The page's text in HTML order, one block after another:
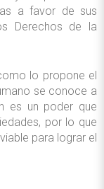
a favor de sus
Derechos de la
lo propone el
se conoce a
es un poder que
por lo que
para lograr el